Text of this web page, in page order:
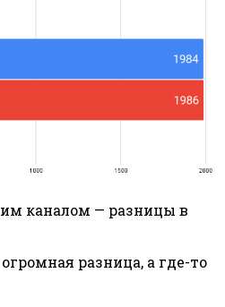
каналом — разницы в
разница, а где-то